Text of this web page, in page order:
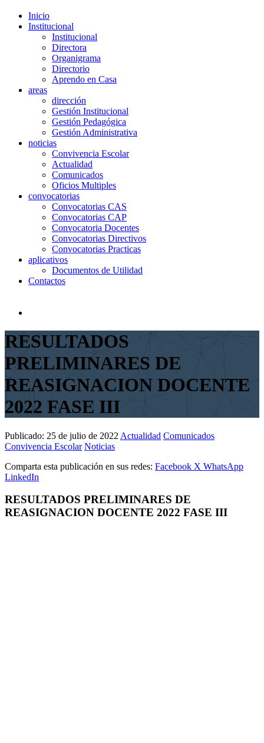
Inicio
Institucional
Institucional
Directora
Organigrama
Directorio
Aprendo en Casa
areas
dirección
Gestión Institucional
Gestión Pedagógica
Gestión Administrativa
noticias
Convivencia Escolar
Actualidad
Comunicados
Oficios Multiples
convocatorias
Convocatorias CAS
Convocatorias CAP
Convocatoria Docentes
Convocatorias Directivos
Convocatorias Practicas
aplicativos
Documentos de Utilidad
Contactos
RESULTADOS
PRELIMINARES DE
REASIGNACION DOCENTE
2022 FASE III
Publicado: 25 de julio de 2022 Actualidad Comunicados
Convivencia Escolar Noticias
Comparta esta publicación en sus redes: Facebook X WhatsApp
LinkedIn
RESULTADOS PRELIMINARES DE
REASIGNACION DOCENTE 2022 FASE III